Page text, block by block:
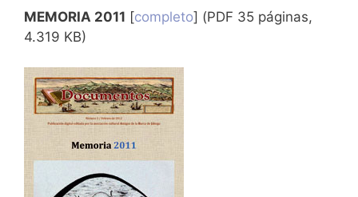
MEMORIA 2011 [completo] (PDF 35 páginas,
4.319 KB)